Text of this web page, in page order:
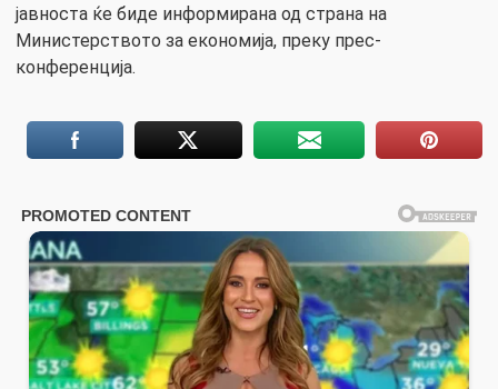
јавноста ќе биде информирана од страна на
Министерството за економија, преку прес-
конференција.